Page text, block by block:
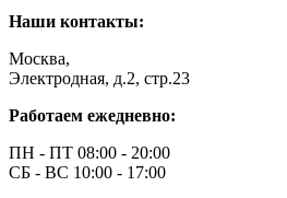
Наши контакты:
Москва,
Электродная, д.2, стр.23
Работаем ежедневно:
ПН - ПТ 08:00 - 20:00
СБ - ВС 10:00 - 17:00